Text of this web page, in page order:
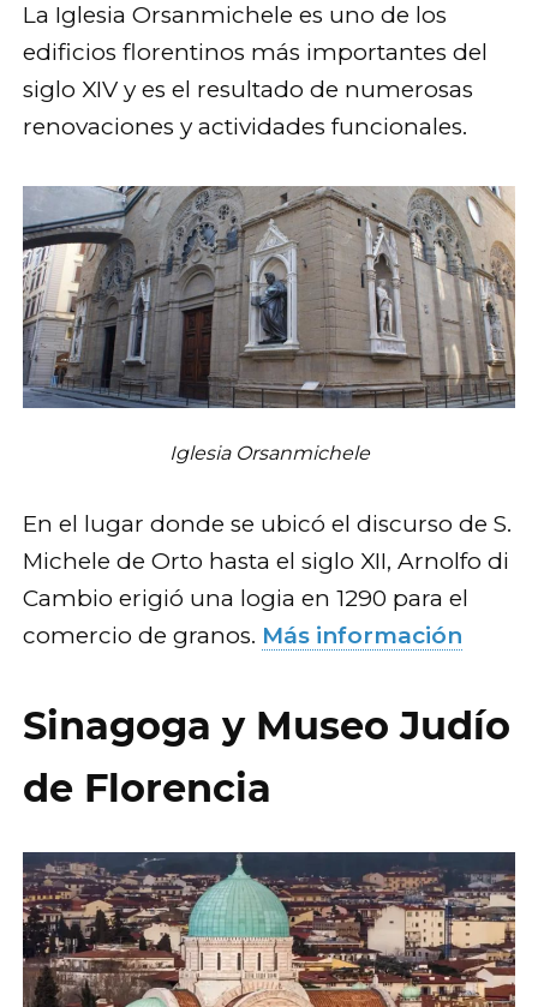
La Iglesia Orsanmichele es uno de los
edificios florentinos más importantes del
siglo XIV y es el resultado de numerosas
renovaciones y actividades funcionales.
Iglesia Orsanmichele
En el lugar donde se ubicó el discurso de S.
Michele de Orto hasta el siglo XII, Arnolfo di
Cambio erigió una logia en 1290 para el
comercio de granos. Más información
Sinagoga y Museo Judío
de Florencia